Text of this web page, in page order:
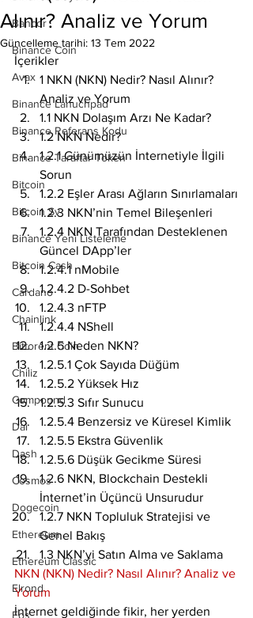
Bancor
Binance Coin
Avax
Binance Lanuchpad
Binance Referans Kodu
Binance Taraftar Token
Bitcoin
Bitcoin Sv
Binance Yeni Listeleme
Bitcoin Cash
Cardano
Chainlink
Bittorent Coin
Chiliz
Compound
Dai
Dash
Cosmos
Dogecoin
Ethereum
Ethereum Classic
Elrond
Eos
Alınır? Analiz ve Yorum
Güncelleme tarihi: 13 Tem 2022
İçerikler
1 NKN (NKN) Nedir? Nasıl Alınır?
Analiz ve Yorum
1.1 NKN Dolaşım Arzı Ne Kadar?
1.2 NKN Nedir?
1.2.1 Günümüzün İnternetiyle İlgili
Sorun
1.2.2 Eşler Arası Ağların Sınırlamaları
1.2.3 NKN’nin Temel Bileşenleri
1.2.4 NKN Tarafından Desteklenen
Güncel DApp’ler
1.2.4.1 nMobile
1.2.4.2 D-Sohbet
1.2.4.3 nFTP
1.2.4.4 NShell
1.2.5 Neden NKN?
1.2.5.1 Çok Sayıda Düğüm
1.2.5.2 Yüksek Hız
1.2.5.3 Sıfır Sunucu
1.2.5.4 Benzersiz ve Küresel Kimlik
1.2.5.5 Ekstra Güvenlik
1.2.5.6 Düşük Gecikme Süresi
1.2.6 NKN, Blockchain Destekli
İnternet’in Üçüncü Unsurudur
1.2.7 NKN Topluluk Stratejisi ve
Genel Bakış
1.3 NKN’yi Satın Alma ve Saklama
NKN (NKN) Nedir? Nasıl Alınır? Analiz ve
Yorum
İnternet geldiğinde fikir, her yerden